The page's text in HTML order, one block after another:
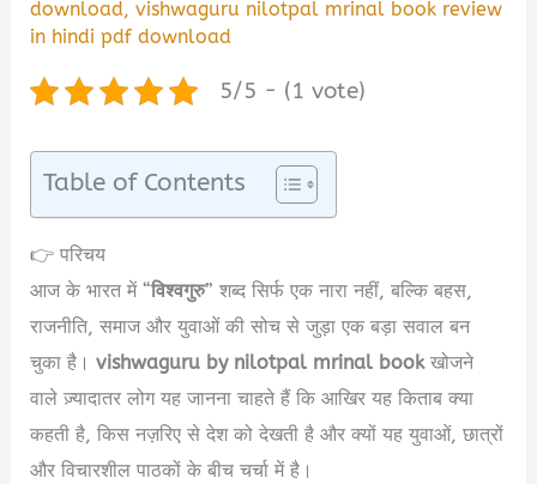
download,vishwaguru nilotpal mrinal book review
in hindi pdf download
5/5 - (1 vote)
Table of Contents
👉 परिचय
आज के भारत में “विश्वगुरु” शब्द सिर्फ एक नारा नहीं, बल्कि बहस,
राजनीति, समाज और युवाओं की सोच से जुड़ा एक बड़ा सवाल बन
चुका है।vishwaguru by nilotpal mrinal bookखोजने
वाले ज़्यादातर लोग यह जानना चाहते हैं कि आखिर यह किताब क्या
कहती है, किस नज़रिए से देश को देखती है और क्यों यह युवाओं, छात्रों
और विचारशील पाठकों के बीच चर्चा में है।